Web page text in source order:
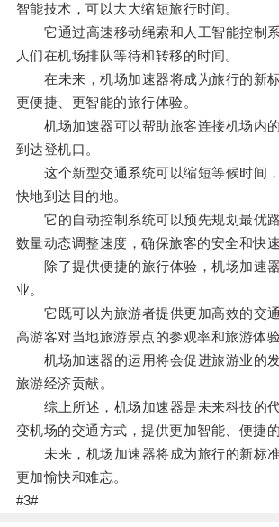
智能技术，可以大大缩短旅行时间。
它通过高速移动绳索和人工智能控制系
人们在机场排队等待和转移的时间。
在未来，机场加速器将成为旅行的新标
更便捷、更智能的旅行体验。
机场加速器可以帮助旅客连接机场内
到达登机口。
这个新型交通系统可以缩短等候时间
快地到达目的地。
它的自动控制系统可以预先规划最优
数量动态调整速度，确保旅客的安全和快
除了提供便捷的旅行体验，机场加速
业。
它既可以为旅游者提供更加高效的交
高游客对当地旅游景点的参观率和旅游体验
机场加速器的运用将会促进旅游业的
旅游经济贡献。
综上所述，机场加速器是未来科技的
变机场的交通方式，提供更加智能、便捷的
未来，机场加速器将成为旅行的新标
更加愉快和难忘。
#3#